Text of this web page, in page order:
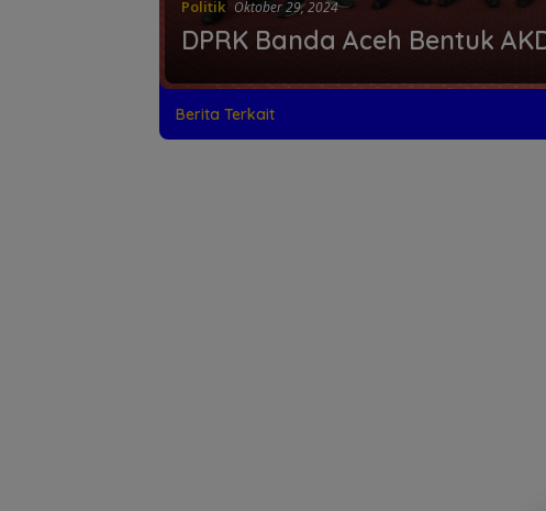
Politik Oktober 29, 2024
DPRK Banda Aceh Bentuk
Berita Terkait